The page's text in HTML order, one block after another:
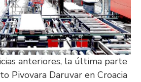
anteriores, la última parte
Pivovara Daruvar en Croacia